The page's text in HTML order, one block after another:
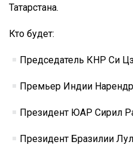
Татарстана.
Кто будет:
Председатель КНР Си
Премьер Индии
Президент ЮАР Сирил
Президент Бразилии